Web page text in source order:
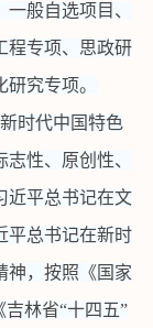
般自选项目、
程专项、思政研
究专项。
时代中国特色
性、原创性、
近平总书记在文
平总书记在新时
神，按照《国家
林省“十四五”